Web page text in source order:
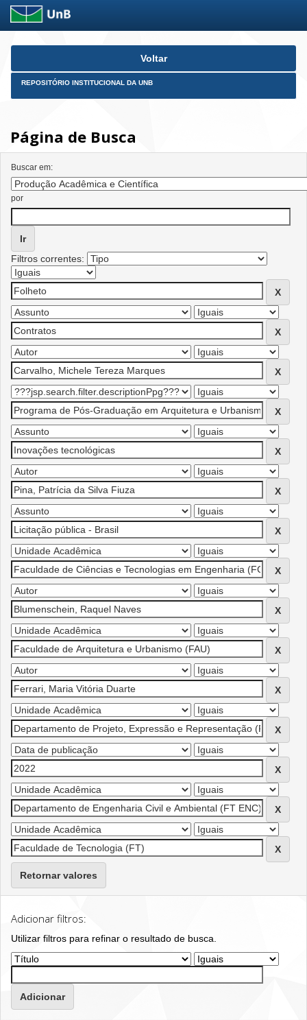
Skip
Voltar
REPOSITÓRIO INSTITUCIONAL DA UNB
Página de Busca
Buscar em:
por
Filtros correntes:
Retornar valores
Adicionar filtros:
Utilizar filtros para refinar o resultado de busca.